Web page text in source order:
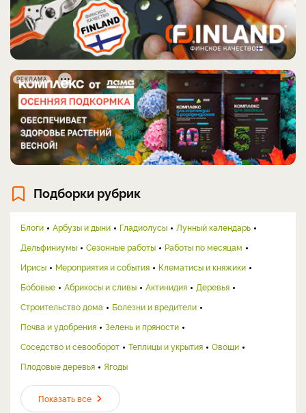
РЕКЛАМА
Подборки рубрик
Блоги Арбузы и дыни Гладиолусы
Лунный календарь
Дельфиниумы
Сезонные работы
Работы по месяцам
Ирисы
Мероприятия и события
Клематисы и княжики
Бобовые
Абрикосы и сливы Актинидия
Деревья
Строительство дома
Болезни и вредители
Почва и удобрения
Зелень и пряности
Соседство и севооборот
Теплицы и укрытия
Овощи
Плодовые деревья
Ягоды
Показать все